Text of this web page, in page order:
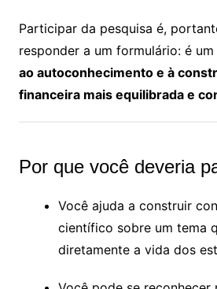
Participar da pesquisa é,
responder a um formulário: é um
ao autoconhecimento e à
financeira mais equilibrada e
Por que você deveria
Você ajuda a construir
científico sobre um tema
diretamente a vida dos